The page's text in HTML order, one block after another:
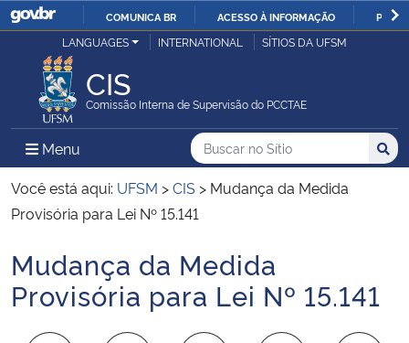
IR
COMUNICA BR ACESSO À INFORMAÇÃO
Ministério da Justiça e Segurança Pública
Ministério da Defesa
Ministério das Relações Exteriores
Ministério da Infraestrutura
LANGUAGES INTERNATIONAL SÍTIOS DA UFSM
CIS
Comissão Interna de Supervisão do PCCTAE
Menu Menu Principal do Sítio
Busca
Buscar no no Sítio
Busca:
Você está aqui: UFSM >CIS > Mudança da Medida
Provisória para Lei Nº 15.141
Início do conteúdo
Mudança da Medida
Provisória para Lei Nº 15.141